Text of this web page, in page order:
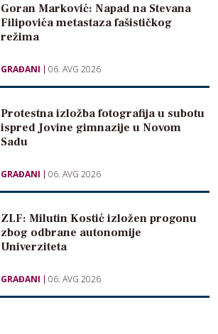
Goran Marković: Napad na Stevana
Filipovića metastaza fašističkog
režima
GRAĐANI 06. AVG 2026
Protestna izložba fotografija u subotu
ispred Jovine gimnazije u Novom
Sadu
GRAĐANI 06. AVG 2026
ZLF: Milutin Kostić izložen progonu
zbog odbrane autonomije
Univerziteta
GRAĐANI 06. AVG 2026